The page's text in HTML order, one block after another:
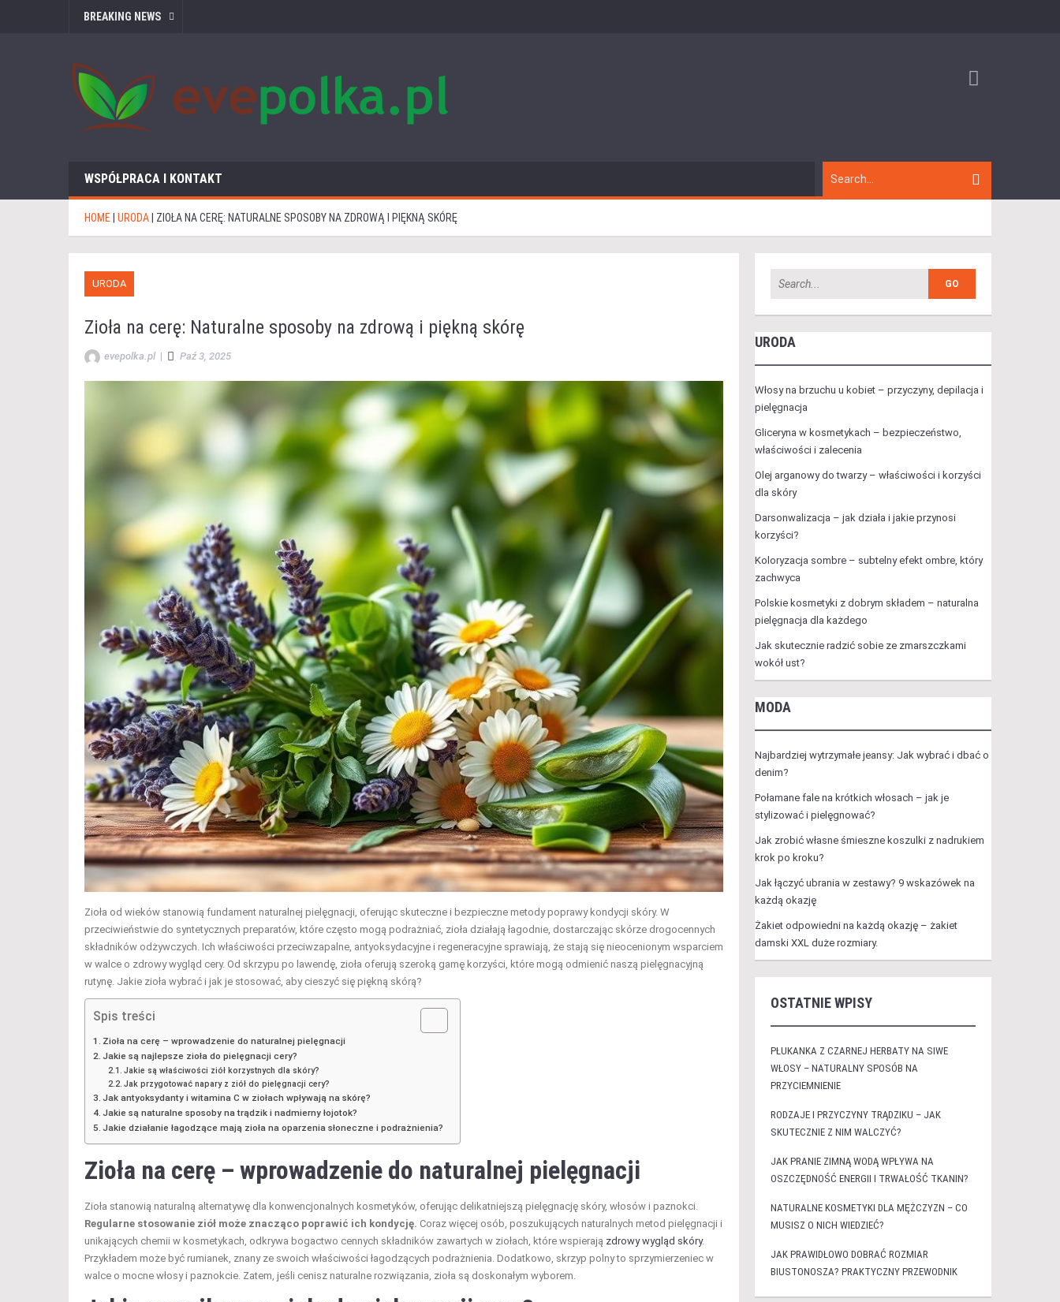
BREAKING NEWS
WSPÓŁPRACA I KONTAKT
HOME URODA ZIOŁA NA CERĘ: NATURALNE SPOSOBY NA ZDROWĄ I PIĘKNĄ SKÓRĘ
URODA
Zioła na cerę: Naturalne sposoby na zdrową i piękną skórę
evepolka.pl | Paź 3, 2025
Zioła od wieków stanowią fundament naturalnej pielęgnacji, oferując skuteczne i bezpieczne metody poprawy kondycji skóry. W
przeciwieństwie do syntetycznych preparatów, które często mogą podrażniać, zioła działają łagodnie, dostarczając skórze drogocennych
składników odżywczych. Ich właściwości przeciwzapalne, antyoksydacyjne i regeneracyjne sprawiają, że stają się nieocenionym wsparciem
w walce o zdrowy wygląd cery. Od skrzypu po lawendę, zioła oferują szeroką gamę korzyści, które mogą odmienić naszą pielęgnacyjną
rutynę. Jakie zioła wybrać i jak je stosować, aby cieszyć się piękną skórą?
Spis treści
Zioła na cerę – wprowadzenie do naturalnej pielęgnacji
Jakie są najlepsze zioła do pielęgnacji cery?
Jakie są właściwości ziół korzystnych dla skóry?
Jak przygotować napary z ziół do pielęgnacji cery?
Jak antyoksydanty i witamina C w ziołach wpływają na skórę?
Jakie są naturalne sposoby na trądzik i nadmierny łojotok?
Jakie działanie łagodzące mają zioła na oparzenia słoneczne i podrażnienia?
Zioła na cerę – wprowadzenie do naturalnej pielęgnacji
Zioła stanowią naturalną alternatywę dla konwencjonalnych kosmetyków, oferując delikatniejszą pielęgnację skóry, włosów i paznokci.
Regularne stosowanie ziół może znacząco poprawić ich kondycję. Coraz więcej osób, poszukujących naturalnych metod pielęgnacji i
unikających chemii w kosmetykach, odkrywa bogactwo cennych składników zawartych w ziołach, które wspierają zdrowy wygląd skóry.
Przykładem może być rumianek, znany ze swoich właściwości łagodzących podrażnienia. Dodatkowo, skrzyp polny to sprzymierzeniec w
walce o mocne włosy i paznokcie. Zatem, jeśli cenisz naturalne rozwiązania, zioła są doskonałym wyborem.
URODA
Włosy na brzuchu u kobiet – przyczyny, depilacja i
pielęgnacja
Gliceryna w kosmetykach – bezpieczeństwo,
właściwości i zalecenia
Olej arganowy do twarzy – właściwości i korzyści
dla skóry
Darsonwalizacja – jak działa i jakie przynosi
korzyści?
Koloryzacja sombre – subtelny efekt ombre, który
zachwyca
Polskie kosmetyki z dobrym składem – naturalna
pielęgnacja dla każdego
Jak skutecznie radzić sobie ze zmarszczkami
wokół ust?
MODA
Najbardziej wytrzymałe jeansy: Jak wybrać i dbać o
denim?
Połamane fale na krótkich włosach – jak je
stylizować i pielęgnować?
Jak zrobić własne śmieszne koszulki z nadrukiem
krok po kroku?
Jak łączyć ubrania w zestawy? 9 wskazówek na
każdą okazję
Żakiet odpowiedni na każdą okazję – żakiet
damski XXL duże rozmiary.
OSTATNIE WPISY
PŁUKANKA Z CZARNEJ HERBATY NA SIWE
WŁOSY – NATURALNY SPOSÓB NA
PRZYCIEMNIENIE
RODZAJE I PRZYCZYNY TRĄDZIKU – JAK
SKUTECZNIE Z NIM WALCZYĆ?
JAK PRANIE ZIMNĄ WODĄ WPŁYWA NA
OSZCZĘDNOŚĆ ENERGII I TRWAŁOŚĆ TKANIN?
NATURALNE KOSMETYKI DLA MĘŻCZYZN – CO
MUSISZ O NICH WIEDZIEĆ?
JAK PRAWIDŁOWO DOBRAĆ ROZMIAR
BIUSTONOSZA? PRAKTYCZNY PRZEWODNIK